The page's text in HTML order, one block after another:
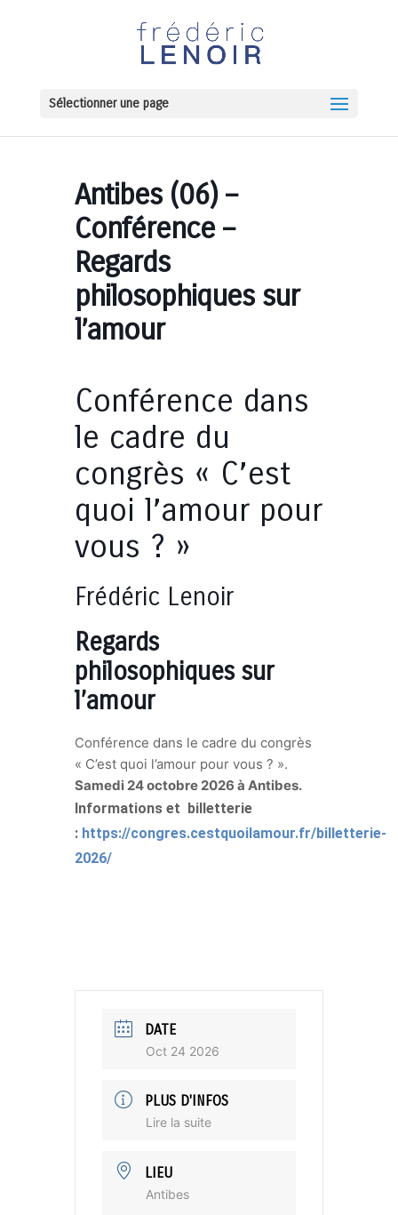
Sélectionner une page
Antibes (06) –
Conférence –
Regards
philosophiques sur
l’amour
Conférence dans
le cadre du
congrès « C’est
quoi l’amour pour
vous ? »
Frédéric Lenoir
Regards
philosophiques sur
l’amour
Conférence dans le cadre du congrès
« C’est quoi l’amour pour vous ? ».
Samedi 24 octobre 2026 à Antibes.
Informations et billetterie
: https://congres.cestquoilamour.fr/billetterie-
2026/
DATE
Oct 24 2026
PLUS D'INFOS
Lire la suite
LIEU
Antibes